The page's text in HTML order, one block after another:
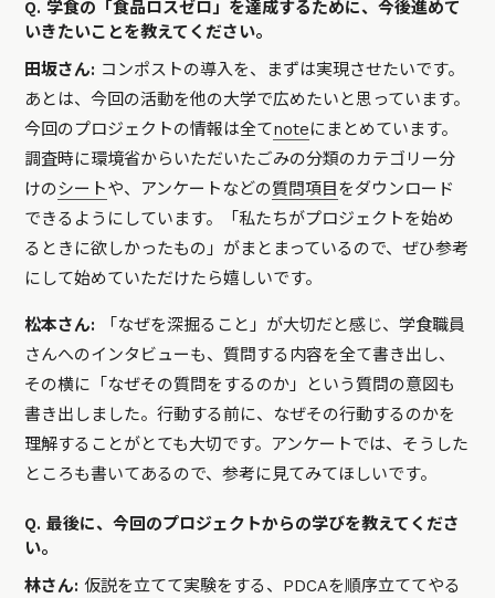
Q. 学食の「食品ロスゼロ」を達成するために、今後進めて
いきたいことを教えてください。
田坂さん: コンポストの導入を、まずは実現させたいです。
あとは、今回の活動を他の大学で広めたいと思っています。
今回のプロジェクトの情報は全てnoteにまとめています。
調査時に環境省からいただいたごみの分類のカテゴリー分
けのシートや、アンケートなどの質問項目 をダウンロード
できるようにしています。「私たちがプロジェクトを始め
るときに欲しかったもの」がまとまっているので、ぜひ参考
にして始めていただけたら嬉しいです。
松本さん: 「なぜを深掘ること」が大切だと感じ、学食職員
さんへのインタビューも、質問する内容を全て書き出し、
その横に「なぜその質問をするのか」という質問の意図も
書き出しました。行動する前に、なぜその行動するのかを
理解することがとても大切です。アンケートでは、そうした
ところも書いてあるので、参考に見てみてほしいです。
Q. 最後に、今回のプロジェクトからの学びを教えてくださ
い。
林さん: 仮説を立てて実験をする、PDCAを順序立ててやる